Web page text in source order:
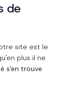
de
site est le
plus il ne
s'en trouve